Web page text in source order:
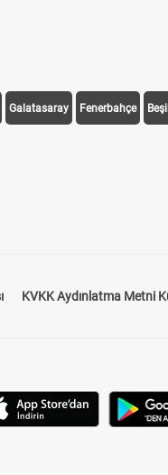
Galatasaray Fenerbahçe
KVKK Aydınlatma Metni